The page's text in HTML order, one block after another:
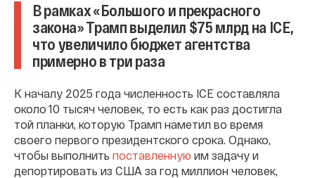
В рамках «Большого и прекрасного
закона» Трамп выделил $75 млрд на ICE,
что увеличило бюджет агентства
примерно в три раза
К началу 2025 года численность ICE составляла
около 10 тысяч человек, то есть как раз достигла
той планки, которую Трамп наметил во время
своего первого президентского срока. Однако,
чтобы выполнить поставленную им задачу и
депортировать из США за год миллион человек,